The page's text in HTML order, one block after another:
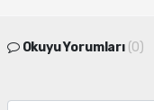
Okuyu Yorumları (0)